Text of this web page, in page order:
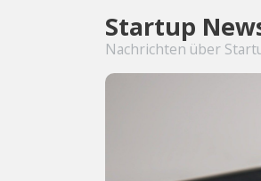
Startup
Nachrichten über